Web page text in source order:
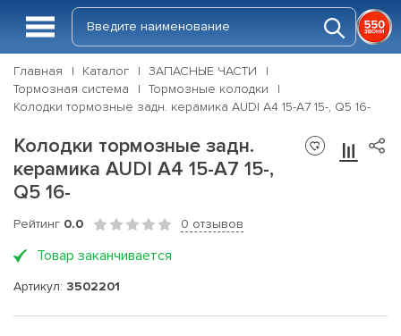
Главная Каталог
ЗАПАСНЫЕ ЧАСТИ
Тормозная система
Тормозные колодки
Колодки тормозные задн. керамика AUDI A4 15-A7 15-, Q5 16-
Колодки тормозные задн.
керамика AUDI A4 15-A7 15-,
Q5 16-
Рейтинг 0.0 0 отзывов
Товар заканчивается
Артикул: 3502201